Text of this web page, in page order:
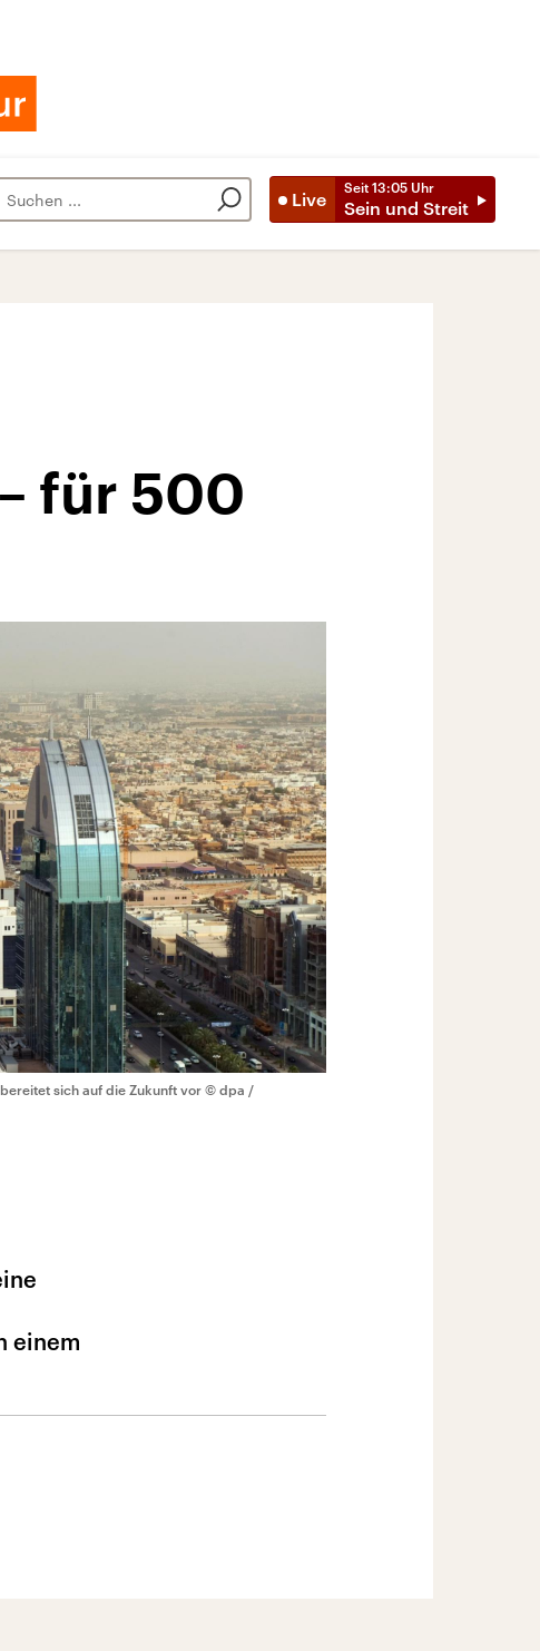
Live
Seit 13:05 Uhr
Sein und Streit
für 500
sich auf die Zukunft vor © dpa /
einem